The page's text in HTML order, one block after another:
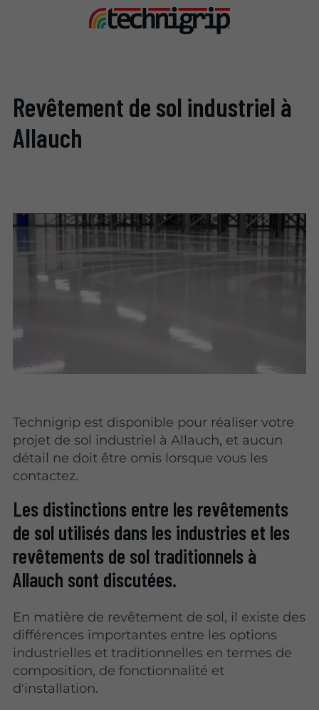
Revêtement de sol industriel à
Allauch
Technigrip est disponible pour réaliser votre
projet de sol industriel à Allauch, et aucun
détail ne doit être omis lorsque vous les
contactez.
Les distinctions entre les revêtements
de sol utilisés dans les industries et les
revêtements de sol traditionnels à
Allauch sont discutées.
En matière de revêtement de sol, il existe des
différences importantes entre les options
industrielles et traditionnelles en termes de
composition, de fonctionnalité et
d'installation.